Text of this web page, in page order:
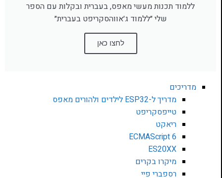
ללמוד תכנות מעשי מאפס, בעברית ובקלות עם הספר
שלי ״ללמוד ג׳אווהסקריפט בעברית״
לחצו כאן
מדריכים
מדריך ל-ESP32 לילדים ולהורים מאפס
טייפסקריפט
ריאקט
ECMAScript 6
ES20XX
מיקרו בקרים
רספברי פיי